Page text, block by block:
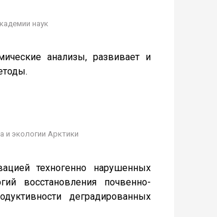
наук
анализы, развивает и
и экологии Арктики
техногенно нарушенных
восстановления почвенно-
деградированных